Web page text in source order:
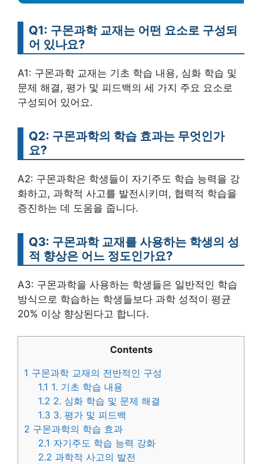
Q1: 구몬과학 교재는 어떤 요소로 구성되
어 있나요?
A1: 구몬과학 교재는 기초 학습 내용, 심화 학습 및
문제 해결, 평가 및 피드백의 세 가지 주요 요소로
구성되어 있어요.
Q2: 구몬과학의 학습 효과는 무엇인가
요?
A2: 구몬과학은 학생들이 자기주도 학습 능력을 강
화하고, 과학적 사고를 발전시키며, 협력적 학습을
증진하는 데 도움을 줍니다.
Q3: 구몬과학 교재를 사용하는 학생의 성
적 향상은 어느 정도인가요?
A3: 구몬과학을 사용하는 학생들은 일반적인 학습
방식으로 학습하는 학생들보다 과학 성적이 평균
20% 이상 향상된다고 합니다.
Contents
1 구몬과학 교재의 전반적인 구성
1.1 1. 기초 학습 내용
1.2 2. 심화 학습 및 문제 해결
1.3 3. 평가 및 피드백
2 구몬과학의 학습 효과
2.1 자기주도 학습 능력 강화
2.2 과학적 사고의 발전